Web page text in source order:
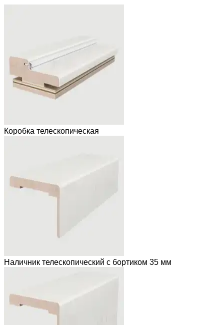
Коробка телескопическая
Наличник телескопический с бортиком 35 мм